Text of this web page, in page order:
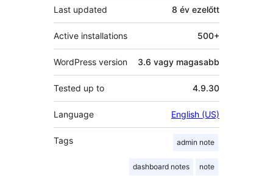
Last updated 8 év ezelőtt
Active installations 500+
WordPress version 3.6 vagy magasabb
Tested up to 4.9.30
Language English (US)
Tags admin note
dashboard notes note